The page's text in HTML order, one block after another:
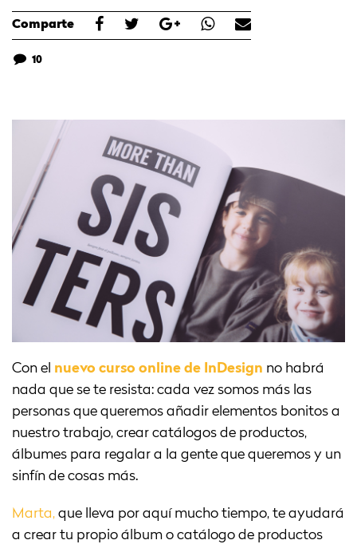
Comparte
10
Con el nuevo curso online de InDesign no habrá
nada que se te resista: cada vez somos más las
personas que queremos añadir elementos bonitos a
nuestro trabajo, crear catálogos de productos,
álbumes para regalar a la gente que queremos y un
sinfín de cosas más.
Marta, que lleva por aquí mucho tiempo, te ayudará
a crear tu propio álbum o catálogo de productos